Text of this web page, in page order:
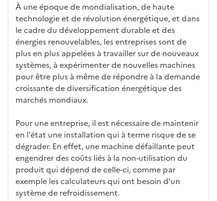
di
d
at
ur
e
À une époque de mondialisation, de haute
technologie et de révolution énergétique, et dans
le cadre du développement durable et des
énergies renouvelables, les entreprises sont de
plus en plus appelées à travailler sur de nouveaux
systèmes, à expérimenter de nouvelles machines
pour être plus à même de répondre à la demande
croissante de diversification énergétique des
marchés mondiaux.
Pour une entreprise, il est nécessaire de maintenir
en l'état une installation qui à terme risque de se
dégrader. En effet, une machine défaillante peut
engendrer des coûts liés à la non-utilisation du
produit qui dépend de celle-ci, comme par
exemple les calculateurs qui ont besoin d'un
système de refroidissement.